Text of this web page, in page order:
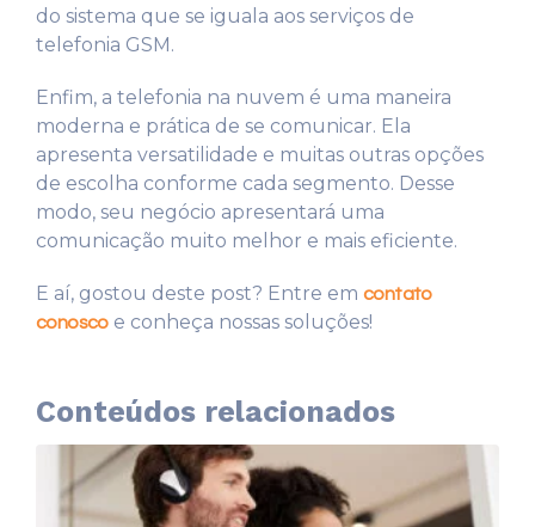
do sistema que se iguala aos serviços de
telefonia GSM.
Enfim, a telefonia na nuvem é uma maneira
moderna e prática de se comunicar. Ela
apresenta versatilidade e muitas outras opções
de escolha conforme cada segmento. Desse
modo, seu negócio apresentará uma
comunicação muito melhor e mais eficiente.
E aí, gostou deste post? Entre em contato
conoscoe conheça nossas soluções!
Conteúdos relacionados